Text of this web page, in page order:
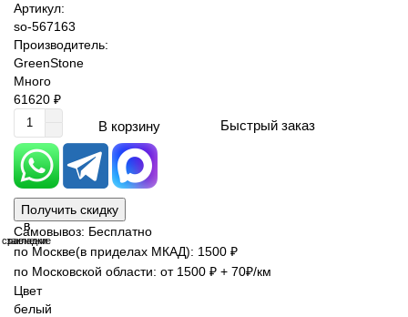
Артикул:
so-567163
Производитель:
GreenStone
Много
61620 ₽
В корзину Быстрый заказ
Получить скидку
В
закладки
В
сравнение
Самовывоз: Бесплатно
по Москве(в приделах МКАД): 1500 ₽
по Московской области: от 1500 ₽ + 70₽/км
Цвет
белый